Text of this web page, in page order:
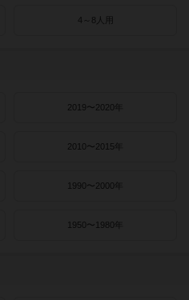
4～8人用
2019〜2020年
2010〜2015年
1990〜2000年
1950〜1980年